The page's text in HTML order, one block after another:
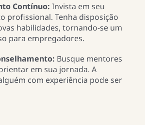
Contínuo: Invista em seu
profissional. Tenha disposição
habilidades, tornando-se um
para empregadores.
Busque mentores
em sua jornada. A
com experiência pode ser